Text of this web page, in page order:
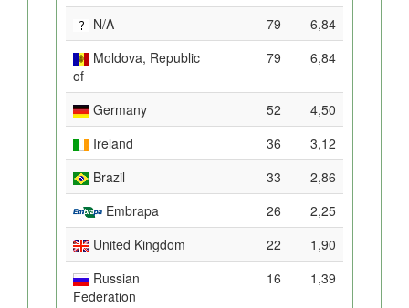
N/A
79
6,84
Moldova, Republic
of
79 6,84
Germany 52
4,50
Ireland
36
3,12
Brazil
33
2,86
Embrapa
26
2,25
United Kingdom
22
1,90
Russian
Federation
16 1,39